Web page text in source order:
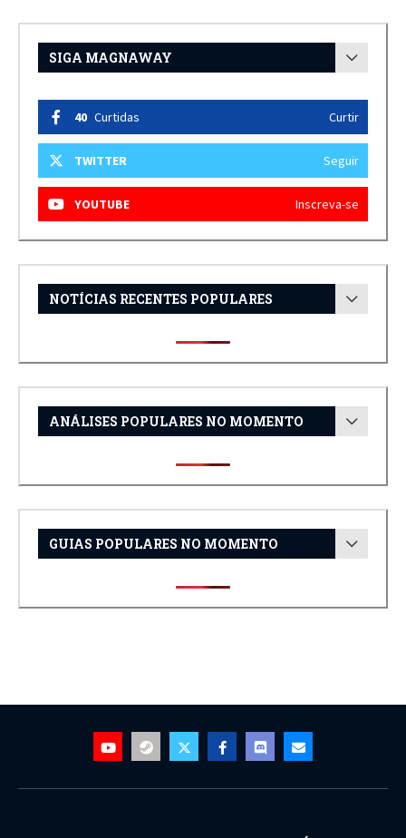
SIGA MAGNAWAY
40 Curtidas Curtir
TWITTER Seguir
YOUTUBE Inscreva-se
NOTÍCIAS RECENTES POPULARES
ANÁLISES POPULARES NO MOMENTO
GUIAS POPULARES NO MOMENTO